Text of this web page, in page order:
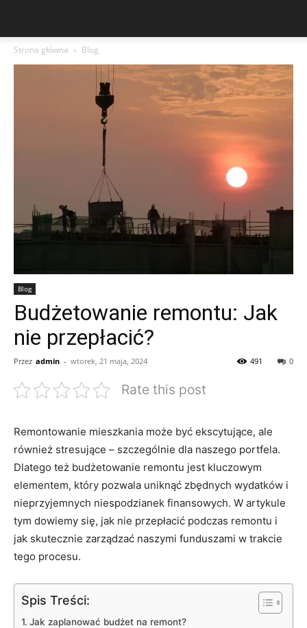
Strona główna Blog
Blog
Budżetowanie remontu: Jak
nie przepłacić?
Przez admin - wtorek, 21 maja, 2024 0
491
Rate this post
Remontowanie mieszkania może⁤ być ekscytujące, ale
również ‌stresujące – szczególnie dla naszego​ portfela.⁤
Dlatego też budżetowanie ⁣remontu jest kluczowym ​
elementem,‌ który pozwala uniknąć zbędnych wydatków i
nieprzyjemnych niespodzianek finansowych. ⁤W artykule
tym​ dowiemy ⁣się, ‍jak nie przepłacić ⁣podczas remontu i
jak skutecznie zarządzać naszymi funduszami w​ trakcie
⁤tego procesu.
Spis Treści:
Jak zaplanować budżet na remont?